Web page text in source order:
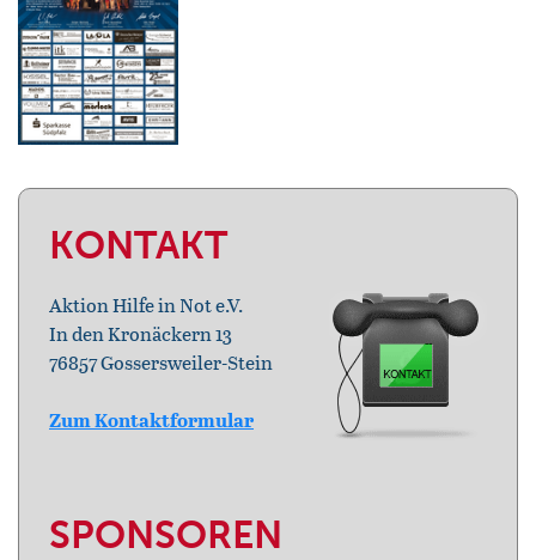
KONTAKT
Aktion Hilfe in Not e.V.
In den Kronäckern 13
76857 Gossersweiler-Stein
Zum Kontaktformular
SPONSOREN